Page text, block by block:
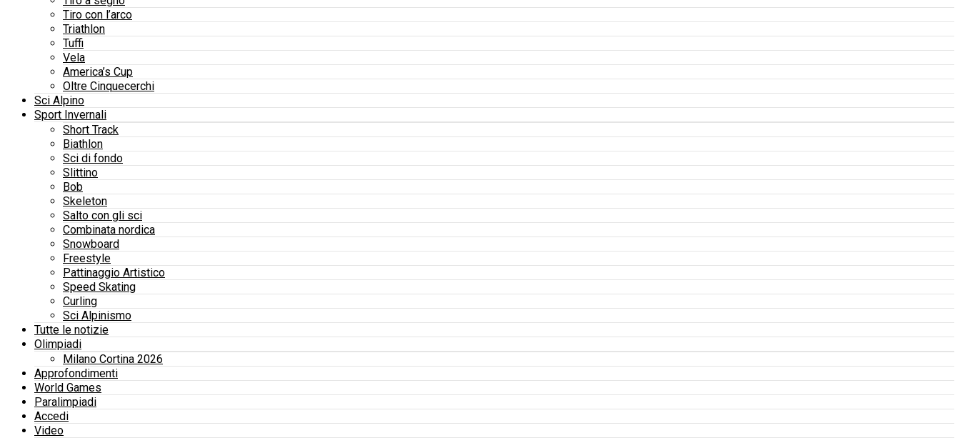
Tiro con l’arco
Triathlon
Tuffi
Vela
America’s Cup
Oltre Cinquecerchi
Sci Alpino
Sport Invernali
Short Track
Biathlon
Sci di fondo
Slittino
Bob
Skeleton
Salto con gli sci
Combinata nordica
Snowboard
Freestyle
Pattinaggio Artistico
Speed Skating
Curling
Sci Alpinismo
Tutte le notizie
Olimpiadi
Milano Cortina 2026
Approfondimenti
World Games
Paralimpiadi
Accedi
Video